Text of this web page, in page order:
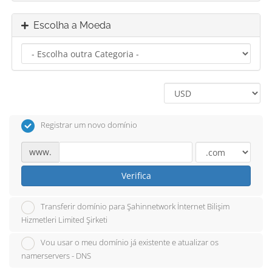
Escolha a Moeda
Registrar um novo domínio
www.
Verifica
Transferir domínio para Şahinnetwork İnternet Bilişim
Hizmetleri Limited Şirketi
Vou usar o meu domínio já existente e atualizar os
namerservers - DNS